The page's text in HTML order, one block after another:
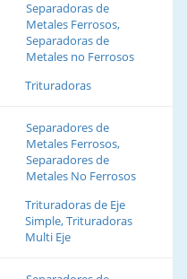
Separadoras de
Metales Ferrosos,
Separadoras de
Metales no Ferrosos
Trituradoras
Separadores de
Metales Ferrosos,
Separadores de
Metales No Ferrosos
Trituradoras de Eje
Simple, Trituradoras
Multi Eje